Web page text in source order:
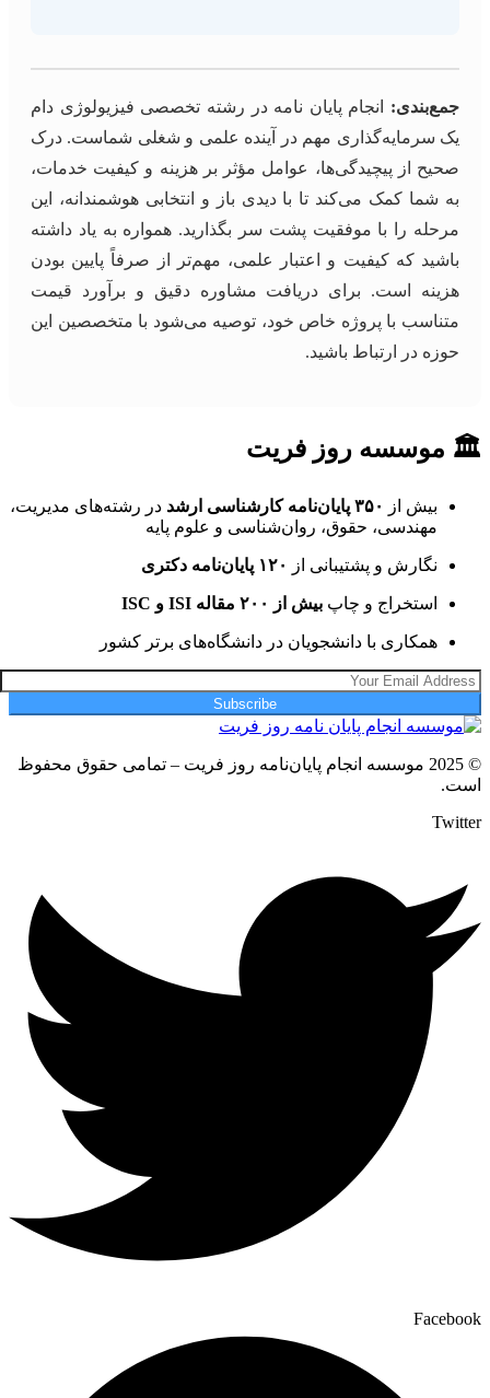
جمع‌بندی: انجام پایان نامه در رشته تخصصی فیزیولوژی دام
یک سرمایه‌گذاری مهم در آینده علمی و شغلی شماست. درک
صحیح از پیچیدگی‌ها، عوامل مؤثر بر هزینه و کیفیت خدمات،
به شما کمک می‌کند تا با دیدی باز و انتخابی هوشمندانه، این
مرحله را با موفقیت پشت سر بگذارید. همواره به یاد داشته
باشید که کیفیت و اعتبار علمی، مهم‌تر از صرفاً پایین بودن
هزینه است. برای دریافت مشاوره دقیق و برآورد قیمت
متناسب با پروژه خاص خود، توصیه می‌شود با متخصصین این
حوزه در ارتباط باشید.
🏛 موسسه روز فریت
بیش از ۳۵۰ پایان‌نامه کارشناسی ارشد
در رشته‌های مدیریت،
مهندسی، حقوق، روان‌شناسی و علوم پایه
نگارش و پشتیبانی از ۱۲۰ پایان‌نامه دکتری
استخراج و چاپ بیش از ۲۰۰ مقاله ISI و ISC
همکاری با دانشجویان در دانشگاه‌های برتر کشور
Subscribe
© 2025 موسسه انجام پایان‌نامه روز فریت – تمامی حقوق محفوظ
است.
Twitter
Facebook